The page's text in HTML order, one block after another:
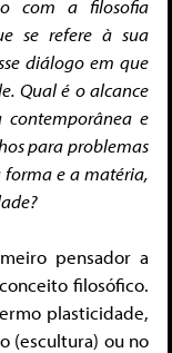
com a filosofia
se refere à sua
diálogo em que
Qual é o alcance
e
para problemas
forma e a matéria,
pensador a
filosófico.
plasticidade,
(escultura) ou no